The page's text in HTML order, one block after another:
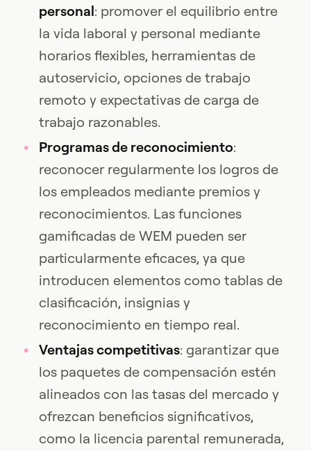
personal: promover el equilibrio entre
la vida laboral y personal mediante
horarios flexibles, herramientas de
autoservicio, opciones de trabajo
remoto y expectativas de carga de
trabajo razonables.
Programas de reconocimiento:
reconocer regularmente los logros de
los empleados mediante premios y
reconocimientos. Las funciones
gamificadas de WEM pueden ser
particularmente eficaces, ya que
introducen elementos como tablas de
clasificación, insignias y
reconocimiento en tiempo real.
Ventajas competitivas: garantizar que
los paquetes de compensación estén
alineados con las tasas del mercado y
ofrezcan beneficios significativos,
como la licencia parental remunerada,